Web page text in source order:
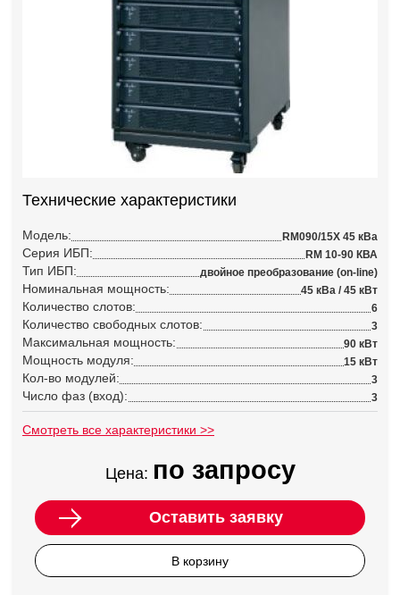
Технические характеристики
Модель: RM090/15X 45 кВа
Серия ИБП: RM 10-90 КВА
Тип ИБП: двойное преобразование (on-line)
Номинальная мощность: 45 кВа / 45 кВт
Количество слотов: 6
Количество свободных слотов: 3
Максимальная мощность: 90 кВт
Мощность модуля: 15 кВт
Кол-во модулей: 3
Число фаз (вход): 3
Смотреть все характеристики >>
Цена: по запросу
Оставить заявку
В корзину